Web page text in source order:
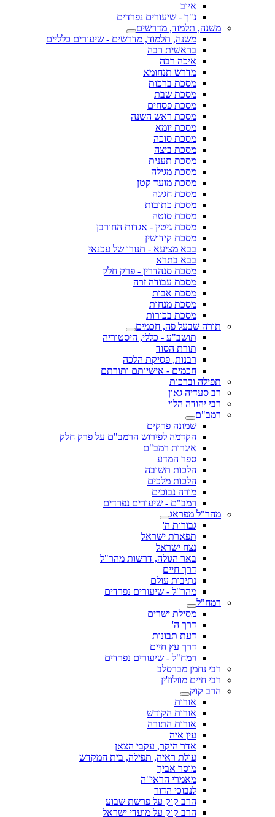
איוב
נ"ך - שיעורים נפרדים
משנה, תלמוד, מדרשים
משנה, תלמוד, מדרשים - שיעורים כלליים
בראשית רבה
איכה רבה
מדרש תנחומא
מסכת ברכות
מסכת שבת
מסכת פסחים
מסכת ראש השנה
מסכת יומא
מסכת סוכה
מסכת ביצה
מסכת תענית
מסכת מגילה
מסכת מועד קטן
מסכת חגיגה
מסכת כתובות
מסכת סוטה
מסכת גיטין - אגדות החורבן
מסכת קידושין
בבא מציעא - תנורו של עכנאי
בבא בתרא
מסכת סנהדרין - פרק חלק
מסכת עבודה זרה
מסכת אבות
מסכת מנחות
מסכת בכורות
תורה שבעל פה, חכמים
תושב"ע - כללי, היסטוריה
תורת הסוד
רבנות, פסיקת הלכה
חכמים - אישיותם ותורתם
תפילה וברכות
רב סעדיה גאון
רבי יהודה הלוי
רמב"ם
שמונה פרקים
הקדמה לפירוש הרמב"ם על פרק חלק
איגרות רמב"ם
ספר המדע
הלכות תשובה
הלכות מלכים
מורה נבוכים
רמב"ם - שיעורים נפרדים
מהר"ל מפראג
גבורות ה'
תפארת ישראל
נצח ישראל
באר הגולה, דרשות מהר"ל
דרך חיים
נתיבות עולם
מהר"ל - שיעורים נפרדים
רמח"ל
מסילת ישרים
דרך ה'
דעת תבונות
דרך עץ חיים
רמח"ל - שיעורים נפרדים
רבי נחמן מברסלב
רבי חיים מוולוז'ין
הרב קוק
אורות
אורות הקודש
אורות התורה
עין איה
אדר היקר, עקבי הצאן
עולת ראיה, תפילה, בית המקדש
מוסר אביך
מאמרי הראי"ה
לנבוכי הדור
הרב קוק על פרשת שבוע
הרב קוק על מועדי ישראל